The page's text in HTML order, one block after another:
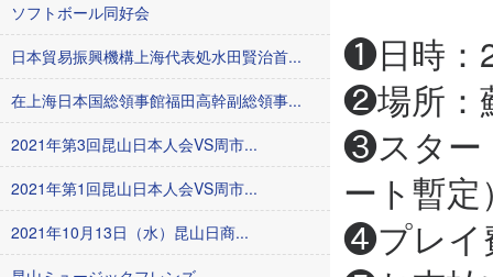
❶日時：
❷場所：
❸スター
ート暫
❹プレイ
ソフトボール同好会
日本貿易振興機構上海代表処水田賢治首...
在上海日本国総領事館福田高幹副総領事...
2021年第3回昆山日本人会VS周市...
2021年第1回昆山日本人会VS周市...
2021年10月13日（水）昆山日商...